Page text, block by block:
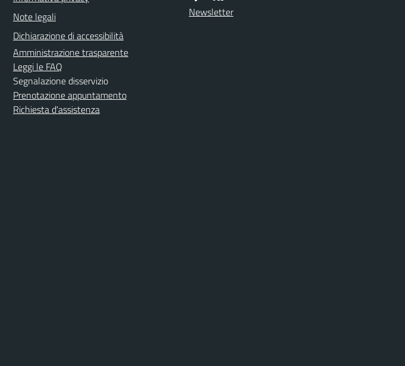
Note legali
Dichiarazione di accessibilità
Amministrazione trasparente
Leggi le FAQ
Segnalazione disservizio
Prenotazione appuntamento
Richiesta d'assistenza
Newsletter